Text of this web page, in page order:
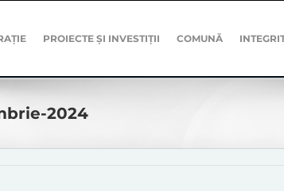
PROIECTE ȘI INVESTIȚII COMUNĂ
2024